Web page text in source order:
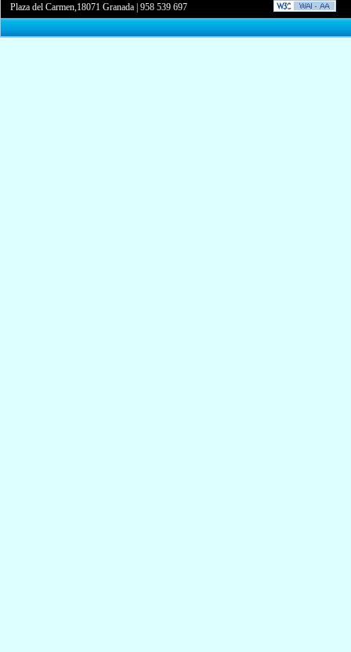
Plaza del Carmen,18071 Granada |958 539 697